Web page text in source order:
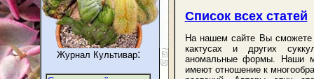
Журнал Культивар:
Список всех статей
На нашем сайте Вы сможете
кактусах и других
аномальные формы. Наши
имеют отношение к